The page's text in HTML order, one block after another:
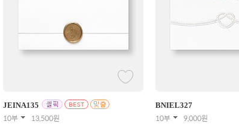
JEINA135
10부 13,500원
BNIEL327
10부 9,000원